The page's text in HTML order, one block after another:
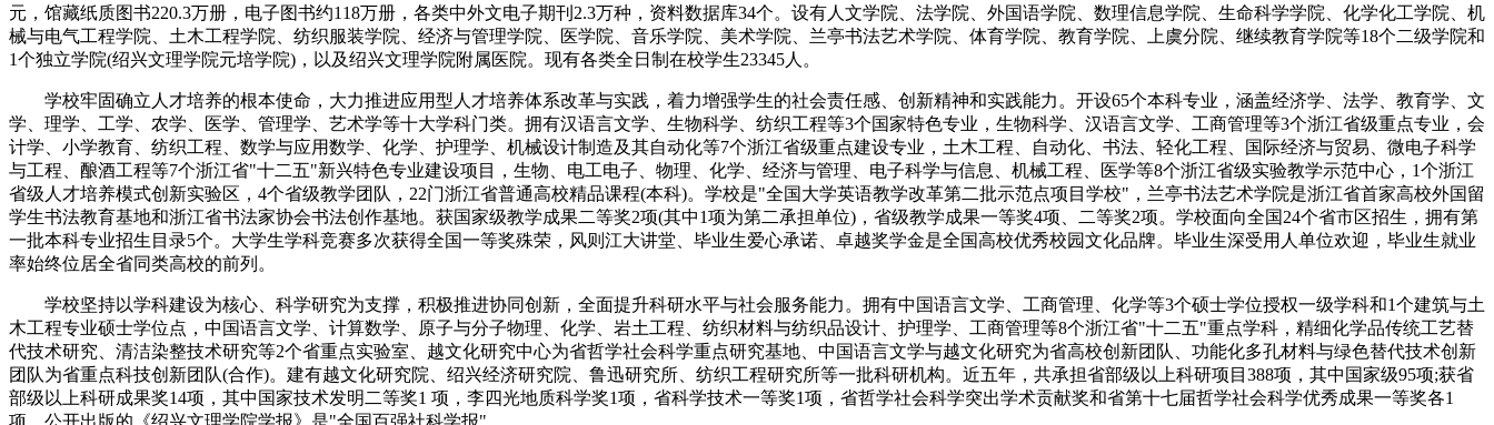
元，馆藏纸质图书220.3万册，电子图书约118万册，各类中外文电子期刊2.3万种，资料数据库34个。设有人文学院、法学院、外国语学院、数理信息学院、生命科学学院、化学化工学院、机
械与电气工程学院、土木工程学院、纺织服装学院、经济与管理学院、医学院、音乐学院、美术学院、兰亭书法艺术学院、体育学院、教育学院、上虞分院、继续教育学院等18个二级学院和
1个独立学院(绍兴文理学院元培学院)，以及绍兴文理学院附属医院。现有各类全日制在校学生23345人。
学校牢固确立人才培养的根本使命，大力推进应用型人才培养体系改革与实践，着力增强学生的社会责任感、创新精神和实践能力。开设65个本科专业，涵盖经济学、法学、教育学、文
学、理学、工学、农学、医学、管理学、艺术学等十大学科门类。拥有汉语言文学、生物科学、纺织工程等3个国家特色专业，生物科学、汉语言文学、工商管理等3个浙江省级重点专业，会
计学、小学教育、纺织工程、数学与应用数学、化学、护理学、机械设计制造及其自动化等7个浙江省级重点建设专业，土木工程、自动化、书法、轻化工程、国际经济与贸易、微电子科学
与工程、酿酒工程等7个浙江省"十二五"新兴特色专业建设项目，生物、电工电子、物理、化学、经济与管理、电子科学与信息、机械工程、医学等8个浙江省级实验教学示范中心，1个浙江
省级人才培养模式创新实验区，4个省级教学团队，22门浙江省普通高校精品课程(本科)。学校是"全国大学英语教学改革第二批示范点项目学校"，兰亭书法艺术学院是浙江省首家高校外国留
学生书法教育基地和浙江省书法家协会书法创作基地。获国家级教学成果二等奖2项(其中1项为第二承担单位)，省级教学成果一等奖4项、二等奖2项。学校面向全国24个省市区招生，拥有第
一批本科专业招生目录5个。大学生学科竞赛多次获得全国一等奖殊荣，风则江大讲堂、毕业生爱心承诺、卓越奖学金是全国高校优秀校园文化品牌。毕业生深受用人单位欢迎，毕业生就业
率始终位居全省同类高校的前列。
学校坚持以学科建设为核心、科学研究为支撑，积极推进协同创新，全面提升科研水平与社会服务能力。拥有中国语言文学、工商管理、化学等3个硕士学位授权一级学科和1个建筑与土
木工程专业硕士学位点，中国语言文学、计算数学、原子与分子物理、化学、岩土工程、纺织材料与纺织品设计、护理学、工商管理等8个浙江省"十二五"重点学科，精细化学品传统工艺替
代技术研究、清洁染整技术研究等2个省重点实验室、越文化研究中心为省哲学社会科学重点研究基地、中国语言文学与越文化研究为省高校创新团队、功能化多孔材料与绿色替代技术创新
团队为省重点科技创新团队(合作)。建有越文化研究院、绍兴经济研究院、鲁迅研究所、纺织工程研究所等一批科研机构。近五年，共承担省部级以上科研项目388项，其中国家级95项;获省
部级以上科研成果奖14项，其中国家技术发明二等奖1 项，李四光地质科学奖1项，省科学技术一等奖1项，省哲学社会科学突出学术贡献奖和省第十七届哲学社会科学优秀成果一等奖各1
项。公开出版的《绍兴文理学院学报》是"全国百强社科学报"。